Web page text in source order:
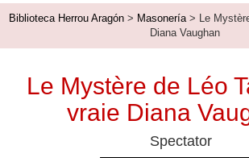
Biblioteca Herrou Aragón > Masonería> Le
Diana Vaughan
Le Mystère de Léo
vraie Diana
Spectator